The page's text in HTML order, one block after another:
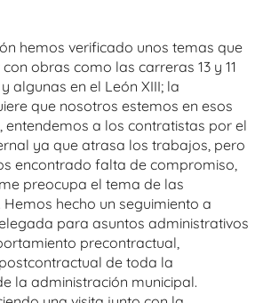
hemos verificado unos temas que
obras como las carreras 13 y 11
algunas en el León XIII; la
que nosotros estemos en esos
entendemos a los contratistas por el
ya que atrasa los trabajos, pero
encontrado falta de compromiso,
preocupa el tema de las
Hemos hecho un seguimiento a
para asuntos administrativos
precontractual,
de toda la
la administración municipal.